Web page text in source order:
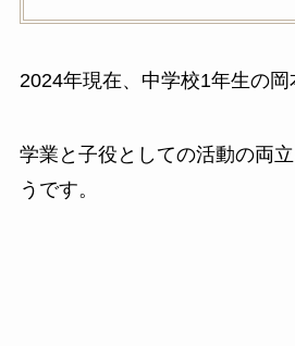
2024年現在、中学校1年生の岡
学業と子役としての活動の両
うです。